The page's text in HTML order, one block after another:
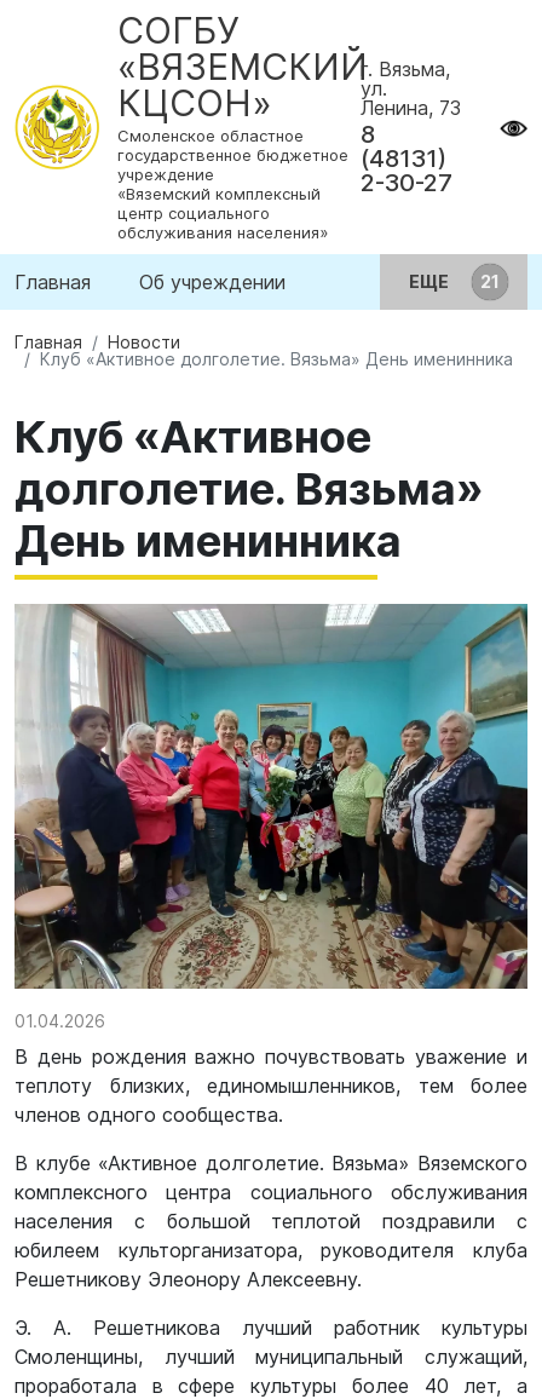
СОГБУ
«ВЯЗЕМСКИЙ
КЦСОН»
Смоленское областное
государственное бюджетное
учреждение
«Вяземский комплексный
центр социального
обслуживания населения»
г. Вязьма,
ул.
Ленина, 73
8
(48131)
2-30-27
Главная Об учреждении ЕЩЕ
Главная
Новости
Клуб «Активное долголетие. Вязьма» День именинника
Клуб «Активное
долголетие. Вязьма»
День именинника
01.04.2026
В день рождения важно почувствовать уважение и
теплоту близких, единомышленников, тем более
членов одного сообщества.
В клубе «Активное долголетие. Вязьма» Вяземского
комплексного центра социального обслуживания
населения с большой теплотой поздравили с
юбилеем культорганизатора, руководителя клуба
Решетникову Элеонору Алексеевну.
Э. А. Решетникова лучший работник культуры
Смоленщины, лучший муниципальный служащий,
проработала в сфере культуры более 40 лет, а